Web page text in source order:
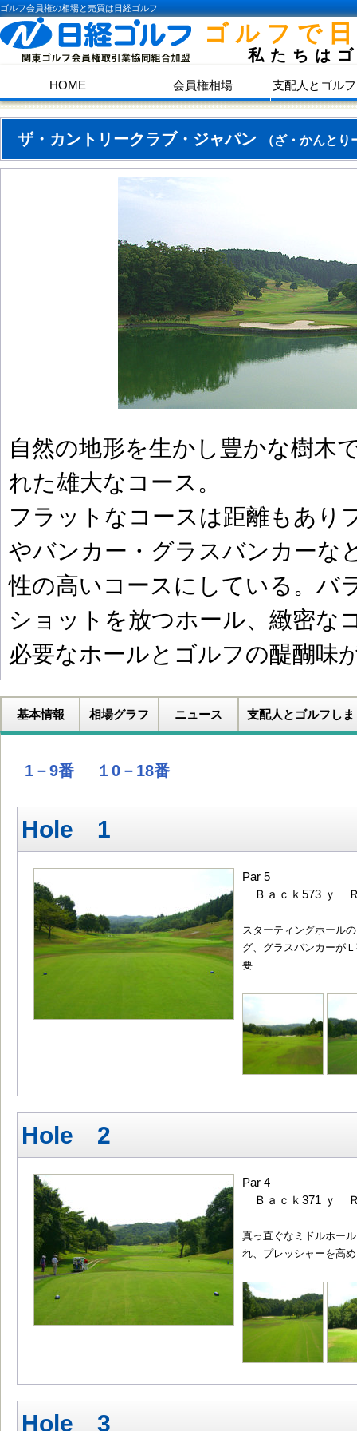
ゴルフ会員権の相場と売買は日経ゴルフ
ゴルフで
私たちは
HOME 会員権相場 支配人とゴル
ザ・カントリークラブ・ジャパン （ざ・かんと
自然の地形を生かし豊かな樹木
れた雄大なコース。
フラットなコースは距離もあり
やバンカー・グラスバンカーな
性の高いコースにしている。バ
ショットを放つホール、緻密な
必要なホールとゴルフの醍醐味
基本情報 相場グラフ ニュース 支配人とゴルフしま
1－9番 １0－18番
Hole 1
Par 5
Ｂａｃｋ573 ｙ
スターティングホール
グ、グラスバンカーが
要
Hole 2
Par 4
Ｂａｃｋ371 ｙ
真っ直ぐなミドルホー
れ、プレッシャーを高
Hole 3